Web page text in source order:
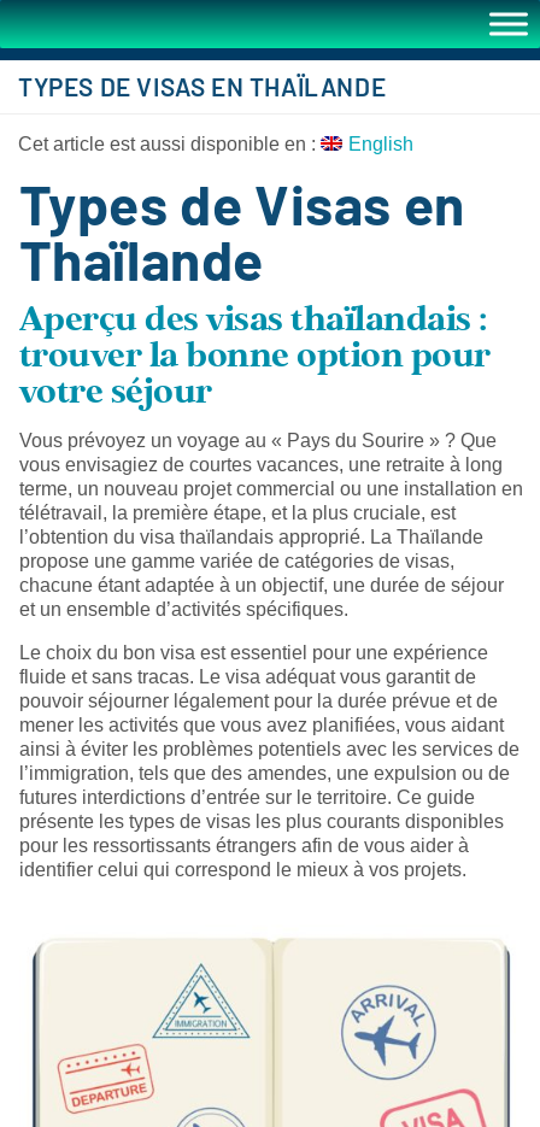
TYPES DE VISAS EN THAÏLANDE
Cet article est aussi disponible en : English
Types de Visas en
Thaïlande
Aperçu des visas thaïlandais :
trouver la bonne option pour
votre séjour
Vous prévoyez un voyage au « Pays du Sourire » ? Que
vous envisagiez de courtes vacances, une retraite à long
terme, un nouveau projet commercial ou une installation en
télétravail, la première étape, et la plus cruciale, est
l’obtention du visa thaïlandais approprié. La Thaïlande
propose une gamme variée de catégories de visas,
chacune étant adaptée à un objectif, une durée de séjour
et un ensemble d’activités spécifiques.
Le choix du bon visa est essentiel pour une expérience
fluide et sans tracas. Le visa adéquat vous garantit de
pouvoir séjourner légalement pour la durée prévue et de
mener les activités que vous avez planifiées, vous aidant
ainsi à éviter les problèmes potentiels avec les services de
l’immigration, tels que des amendes, une expulsion ou de
futures interdictions d’entrée sur le territoire. Ce guide
présente les types de visas les plus courants disponibles
pour les ressortissants étrangers afin de vous aider à
identifier celui qui correspond le mieux à vos projets.